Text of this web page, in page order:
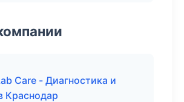
Care - Диагностика и
Краснодар